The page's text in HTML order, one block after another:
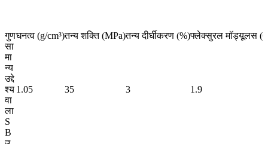
गुणघनत्व (g/cm³)तन्य शक्ति (MPa)तन्य दीर्घीकरण (%)फ्लेक्सुरल मॉड्यूलस
सा
मा
न्य
उद्दे
श्य
वा
ला
S
B
1.05 35 3 1.9